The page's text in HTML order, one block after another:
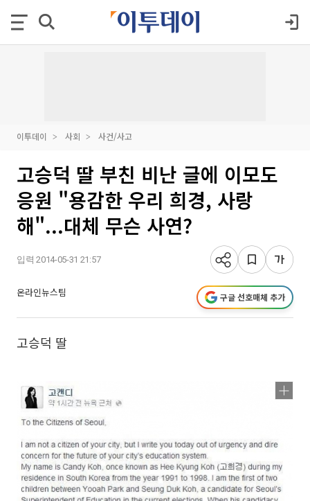
이투데이 사회 사건/사고
고승덕 딸 부친 비난 글에 이모도
응원 "용감한 우리 희경, 사랑
해"...대체 무슨 사연?
입력 2014-05-31 21:57
온라인뉴스팀 구글 선호매체 추가
고승덕 딸